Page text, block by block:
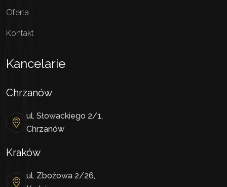
Oferta
Kontakt
Kancelarie
Chrzanów
ul. Słowackiego 2/1,
Chrzanów
Kraków
ul. Zbożowa 2/26,